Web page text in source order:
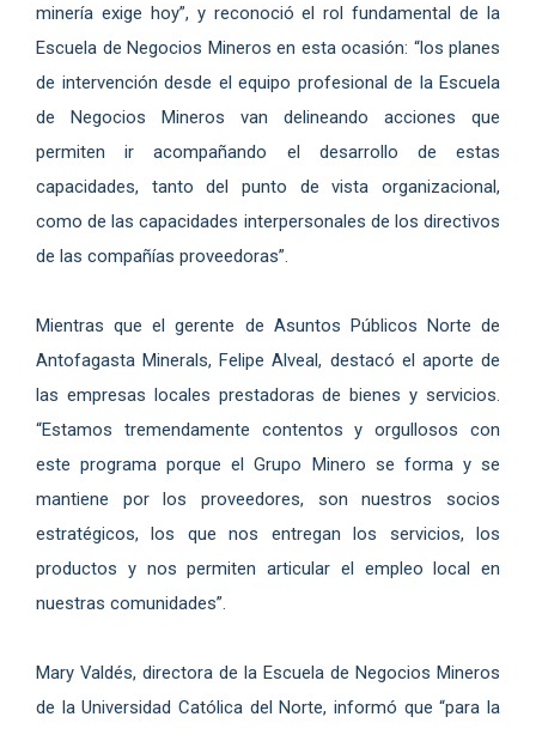
minería exige hoy”, y reconoció el rol fundamental de la
Escuela de Negocios Mineros en esta ocasión: “los planes
de intervención desde el equipo profesional de la Escuela
de Negocios Mineros van delineando acciones que
permiten ir acompañando el desarrollo de estas
capacidades, tanto del punto de vista organizacional,
como de las capacidades interpersonales de los directivos
de las compañías proveedoras”.
Mientras que el gerente de Asuntos Públicos Norte de
Antofagasta Minerals, Felipe Alveal, destacó el aporte de
las empresas locales prestadoras de bienes y servicios.
“Estamos tremendamente contentos y orgullosos con
este programa porque el Grupo Minero se forma y se
mantiene por los proveedores, son nuestros socios
estratégicos, los que nos entregan los servicios, los
productos y nos permiten articular el empleo local en
nuestras comunidades”.
Mary Valdés, directora de la Escuela de Negocios Mineros
de la Universidad Católica del Norte, informó que “para la